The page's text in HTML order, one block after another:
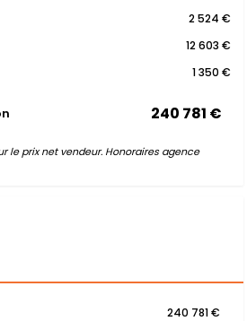
2 524 €
12 603 €
1 350 €
240 781 €
le prix net vendeur. Honoraires agence
240 781 €